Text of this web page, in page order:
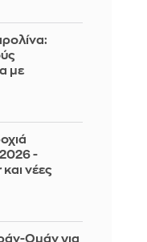
με
-
νέες
Ομάν για